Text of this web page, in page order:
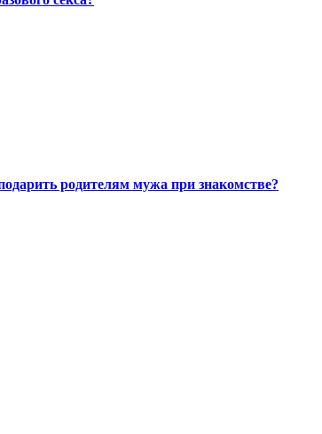
родителям мужа при знакомстве?